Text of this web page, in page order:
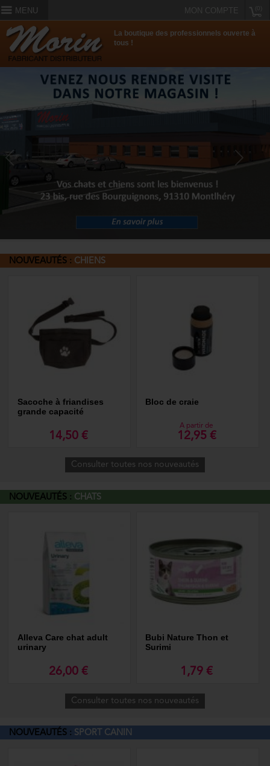
MENU MON COMPTE
La boutique des professionnels ouverte à
tous !
Previous Next
NOUVEAUTÉS : CHIENS
Sacoche à friandises
grande capacité
14,50 €
Bloc de craie
A partir de
12,95 €
Consulter toutes nos nouveautés
NOUVEAUTÉS : CHATS
Alleva Care chat adult
urinary
26,00 €
Bubi Nature Thon et
Surimi
1,79 €
Consulter toutes nos nouveautés
NOUVEAUTÉS : SPORT CANIN